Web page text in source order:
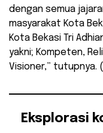
dengan semua
masyarakat Kota
Kota Bekasi Tri
yakni; Kompeten,
Visioner,” tutupnya.
Eksplorasi